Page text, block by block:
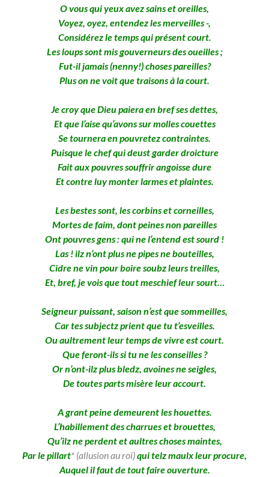
O vous qui yeux avez sains et oreilles,
Voyez, oyez, entendez les merveilles -,
Considérez le temps qui présent court.
Les loups sont mis gouverneurs des oueilles ;
Fut-il jamais (nenny!) choses pareilles?
Plus on ne voit que traisons à la court.
Je croy que Dieu paiera en bref ses dettes,
Et que l’aise qu’avons sur molles couettes
Se tournera en pouvretez contraintes.
Puisque le chef qui deust garder droicture
Fait aux pouvres souffrir angoisse dure
Et contre luy monter larmes et plaintes.
Les bestes sont, les corbins et corneilles,
Mortes de faim, dont peines non pareilles
Ont pouvres gens : qui ne l’entend est sourd !
Las ! ilz n’ont plus ne pipes ne bouteilles,
Cidre ne vin pour boire soubz leurs treilles,
Et, bref, je vois que tout meschief leur sourt…
Seigneur puissant, saison n’est que sommeilles,
Car tes subjectz prient que tu t’esveilles.
Ou aultrement leur temps de vivre est court.
Que feront-ils si tu ne les conseilles ?
Or n’ont-ilz plus bledz, avoines ne seigles,
De toutes parts misère leur accourt.
A grant peine demeurent les houettes.
L’habillement des charrues et brouettes,
Qu’ilz ne perdent et aultres choses maintes,
Par le pillart* (allusion au roi)qui telz maulx leur procure,
Auquel il faut de tout faire ouverture.